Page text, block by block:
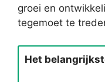
groei en
tegemoet te
Het